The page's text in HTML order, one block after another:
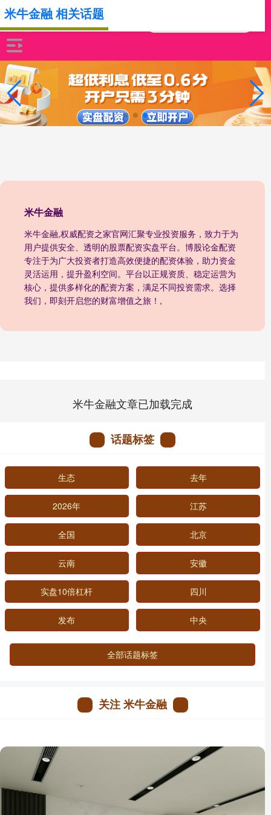
米牛金融
米牛金融,权威配资之家官网汇聚专业投资服务，致力于为
用户提供安全、透明的股票配资实盘平台。博股论金配资
专注于为广大投资者打造高效便捷的配资体验，助力资金
灵活运用，提升盈利空间。平台以正规资质、稳定运营为
核心，提供多样化的配资方案，满足不同投资需求。选择
我们，即刻开启您的财富增值之旅！,
米牛金融 相关话题
米牛金融文章已加载完成
话题标签
生态 去年
2026年 江苏
全国 北京
云南 安徽
实盘10倍杠杆 四川
发布 中央
全部话题标签
关注 米牛金融